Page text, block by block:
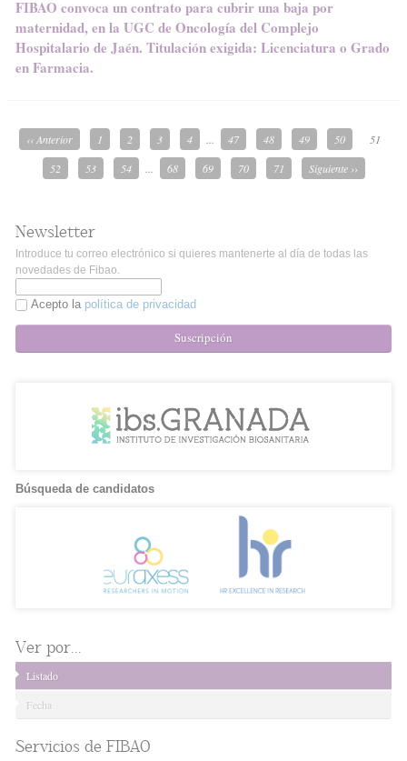
FIBAO convoca un contrato para cubrir una baja por
maternidad, en la UGC de Oncología del Complejo
Hospitalario de Jaén. Titulación exigida: Licenciatura o Grado
en Farmacia.
‹‹ Anterior 1 2 3 4 47 48 49 50
51
52
53 54 68 69 70 71 Siguiente ››
Newsletter
Introduce tu correo electrónico si quieres mantenerte al día de todas las
novedades de Fibao.
Acepto la política de privacidad
Suscripción
Búsqueda de candidatos
Ver por...
Listado
Fecha
Servicios de FIBAO